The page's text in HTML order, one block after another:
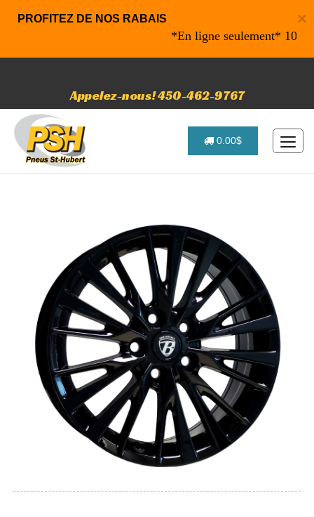
×
PROFITEZ DE NOS RABAIS
*En ligne seulement* 10% de
Appelez-nous! 450-462-9767
0.00$